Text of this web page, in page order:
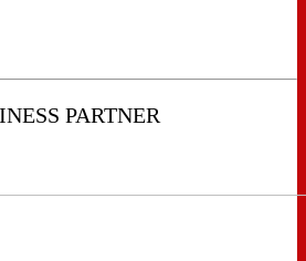
PARTNER